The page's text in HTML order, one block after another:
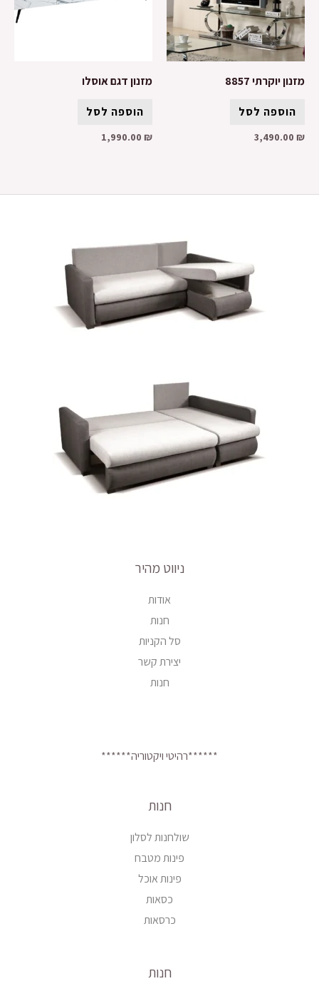
מזנון יוקרתי 8857
הוספה לסל
3,490.00₪
מזנון דגם אוסלו
הוספה לסל
1,990.00₪
ניווט מהיר
אודות
חנות
סל הקניות
יצירת קשר
חנות
******רהיטי ויקטוריה******
חנות
שולחנות לסלון
פינות מטבח
פינות אוכל
כסאות
כרסאות
חנות